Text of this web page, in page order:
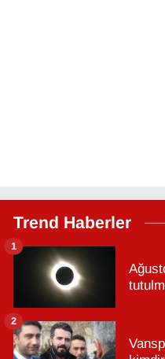
Trend Haberler
1
2